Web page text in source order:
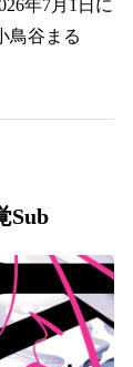
年7月1日に
鳥谷まる
Sub